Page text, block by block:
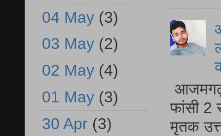
आजमगढ़
फांसी 2
मृतक
04 May (3)
03 May (2)
02 May (4)
01 May (3)
30 Apr (3)